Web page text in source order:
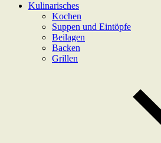
Kulinarisches
Kochen
Suppen und Eintöpfe
Beilagen
Backen
Grillen